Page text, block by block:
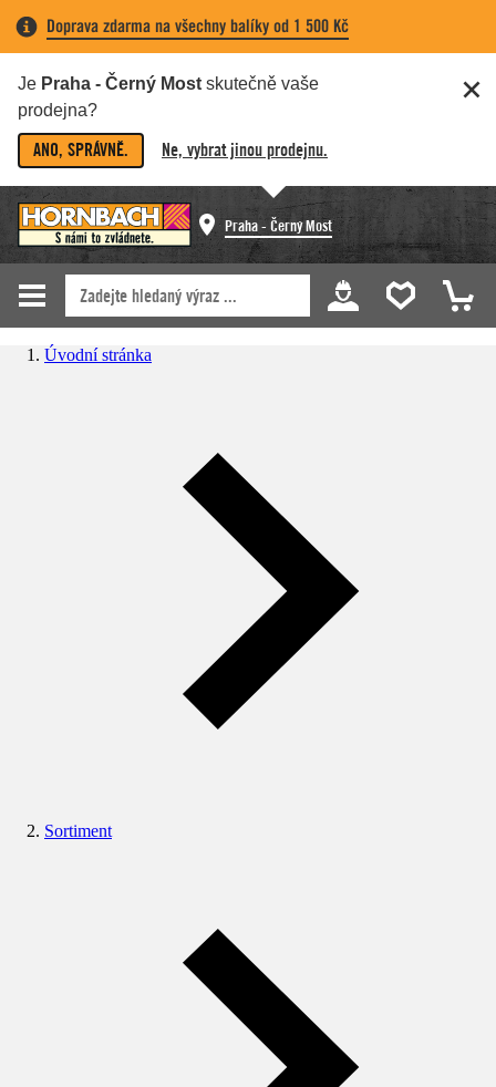
Doprava zdarma na všechny balíky od 1 500 Kč
Je Praha - Černý Most skutečně vaše
prodejna?
ANO, SPRÁVNĚ. Ne, vybrat jinou prodejnu.
Praha - Černý Most
Úvodní stránka
Sortiment